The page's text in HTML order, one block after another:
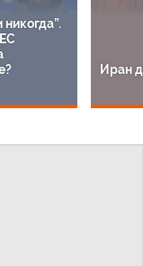
никогда”.
Иран